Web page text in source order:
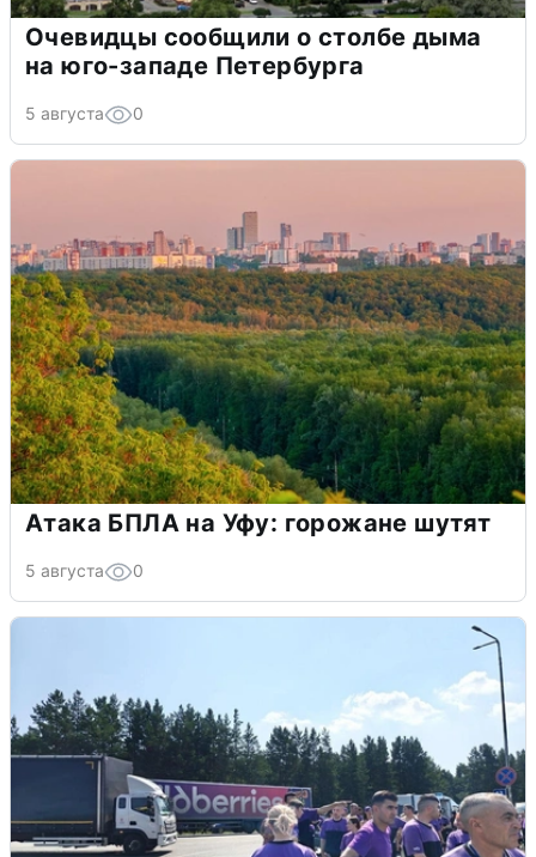
Очевидцы сообщили о столбе дыма
на юго-западе Петербурга
5 августа 0
Атака БПЛА на Уфу: горожане шутят
5 августа 0